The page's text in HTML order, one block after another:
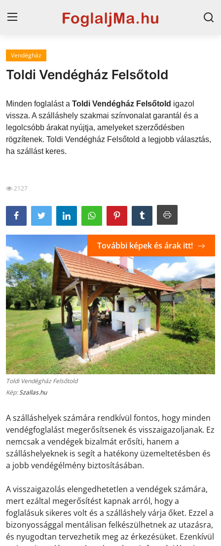
Horvát tengerpart
Horvátország
Szállások a Balatonon
Szállások Hajdúszoboszlón
Vendégház
Toldi Vendégház Felsőtold
Minden foglalást a Toldi Vendégház Felsőtold igazol
vissza. A szálláshely szakmai színvonalat garantál és a
legolcsóbb árakat nyújtja, amelyeket szerződésben
rögzítenek. Toldi Vendégház Felsőtold a legjobb választás,
ha szállást keres.
2127
Toldi Vendégház Felsőtold
Kép:Szallas.hu
További képek és árak itt!
A szálláshelyek számára rendkívül fontos, hogy minden
vendégfoglalást megerősítsenek és visszaigazoljanak. Ez
nemcsak a vendégek bizalmát erősíti, hanem a
szálláshelyeknek is segít a hatékony üzemeltetésben és
a jobb vendégélmény biztosításában.
A visszaigazolás elengedhetetlen a vendégek számára,
mert ezáltal megerősítést kapnak arról, hogy a
foglalásuk sikeres volt és a szálláshely várja őket. Ezzel a
bizonyossággal mentálisan felkészülhetnek az utazásra,
és nyugodtan tervezhetik meg az érkezésüket. Ezenkívül